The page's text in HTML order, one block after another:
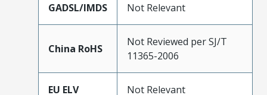
GADSL/IMDS Not Relevant
China RoHS
Not Reviewed per SJ/T
11365-2006
EU ELV Not Relevant